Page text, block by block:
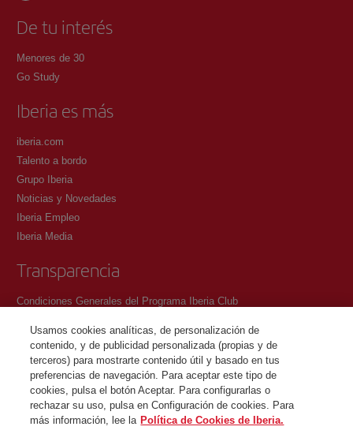
De tu interés
Menores de 30
Go Study
Iberia es más
iberia.com
Talento a bordo
Grupo Iberia
Noticias y Novedades
Iberia Empleo
Iberia Media
Transparencia
Condiciones Generales del Programa Iberia Club
Política de protección de datos personales
Gestión y Política de cookies
Contacto
©Iberia Joven 2026. Todos los derechos reservados.
Usamos cookies analíticas, de personalización de
contenido, y de publicidad personalizada (propias y de
terceros) para mostrarte contenido útil y basado en tus
preferencias de navegación. Para aceptar este tipo de
cookies, pulsa el botón Aceptar. Para configurarlas o
rechazar su uso, pulsa en Configuración de cookies. Para
más información, lee la Política de Cookies de Iberia.